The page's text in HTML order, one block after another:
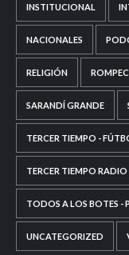
INSTITUCIONAL
NACIONALES
RELIGIÓN
SARANDÍ GRANDE
TERCER TIEMPO -
TERCER TIEMPO RADIO
TODOS A LOS BOTES -
UNCATEGORIZED